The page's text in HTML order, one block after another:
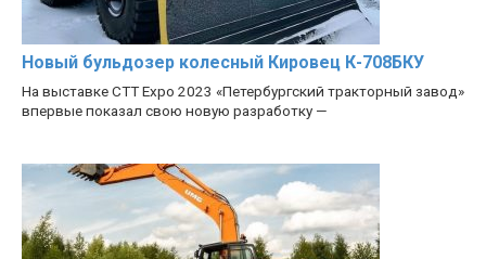
Новый бульдозер колесный Кировец К-708БКУ
На выставке CTT Expo 2023 «Петербургский тракторный завод»
впервые показал свою новую разработку —